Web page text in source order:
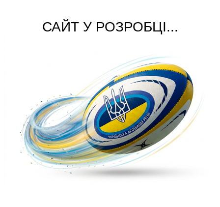
САЙТ У РОЗРОБЦІ...